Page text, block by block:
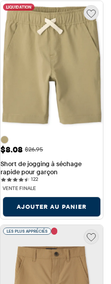
LIQUIDATION
Prix ​​de vente: $8.08
$8.08 Prix ​​d'origine: $26.95
$26.95
Short de jogging à séchage
rapide pour garçon
122122 reviews
VENTE FINALE
AJOUTER AU PANIER
LES PLUS APPRÉCIÉS